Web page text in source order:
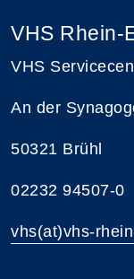
VHS Rhein-
VHS
An der
50321 Brühl
02232 94507-0
vhs(at)vhs-